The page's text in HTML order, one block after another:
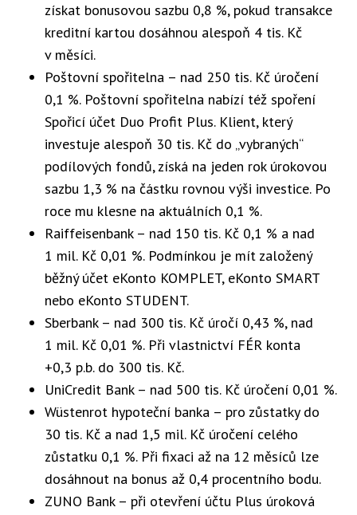
získat bonusovou sazbu 0,8 %, pokud transakce
kreditní kartou dosáhnou alespoň 4 tis. Kč
v měsíci.
Poštovní spořitelna – nad 250 tis. Kč úročení
0,1 %. Poštovní spořitelna nabízí též spoření
Spořicí účet Duo Profit Plus. Klient, který
investuje alespoň 30 tis. Kč do „vybraných“
podílových fondů, získá na jeden rok úrokovou
sazbu 1,3 % na částku rovnou výši investice. Po
roce mu klesne na aktuálních 0,1 %.
Raiffeisenbank – nad 150 tis. Kč 0,1 % a nad
1 mil. Kč 0,01 %. Podmínkou je mít založený
běžný účet eKonto KOMPLET, eKonto SMART
nebo eKonto STUDENT.
Sberbank – nad 300 tis. Kč úročí 0,43 %, nad
1 mil. Kč 0,01 %. Při vlastnictví FÉR konta
+0,3 p.b. do 300 tis. Kč.
UniCredit Bank – nad 500 tis. Kč úročení 0,01 %.
Wüstenrot hypoteční banka – pro zůstatky do
30 tis. Kč a nad 1,5 mil. Kč úročení celého
zůstatku 0,1 %. Při fixaci až na 12 měsíců lze
dosáhnout na bonus až 0,4 procentního bodu.
ZUNO Bank – při otevření účtu Plus úroková